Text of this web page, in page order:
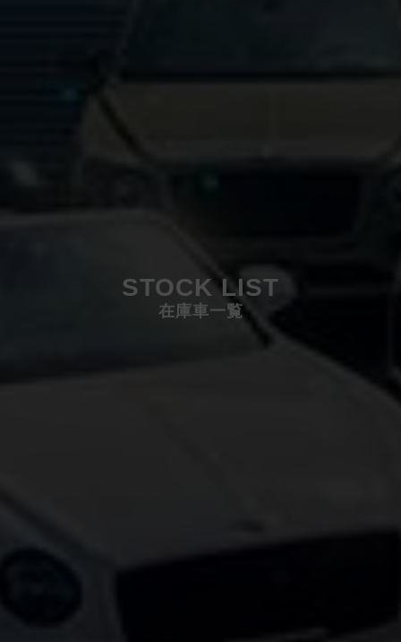
STOCK LIST
在庫車一覧